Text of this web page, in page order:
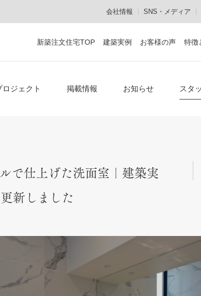
会社情報
SNS・メディア
新築注文住宅TOP 建築実例 お客様の声 特徴
顔の見える家づくり
メンテナンスも社内で対応
資料のご請求 お電話でのお問
ジェクト 掲載情報 お知らせ スタ
で仕上げた洗面室｜建築実
新しました